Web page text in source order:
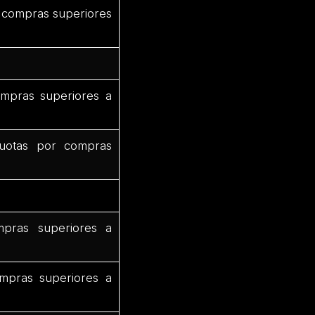
superiores
superiores a
por compras
superiores a
superiores a